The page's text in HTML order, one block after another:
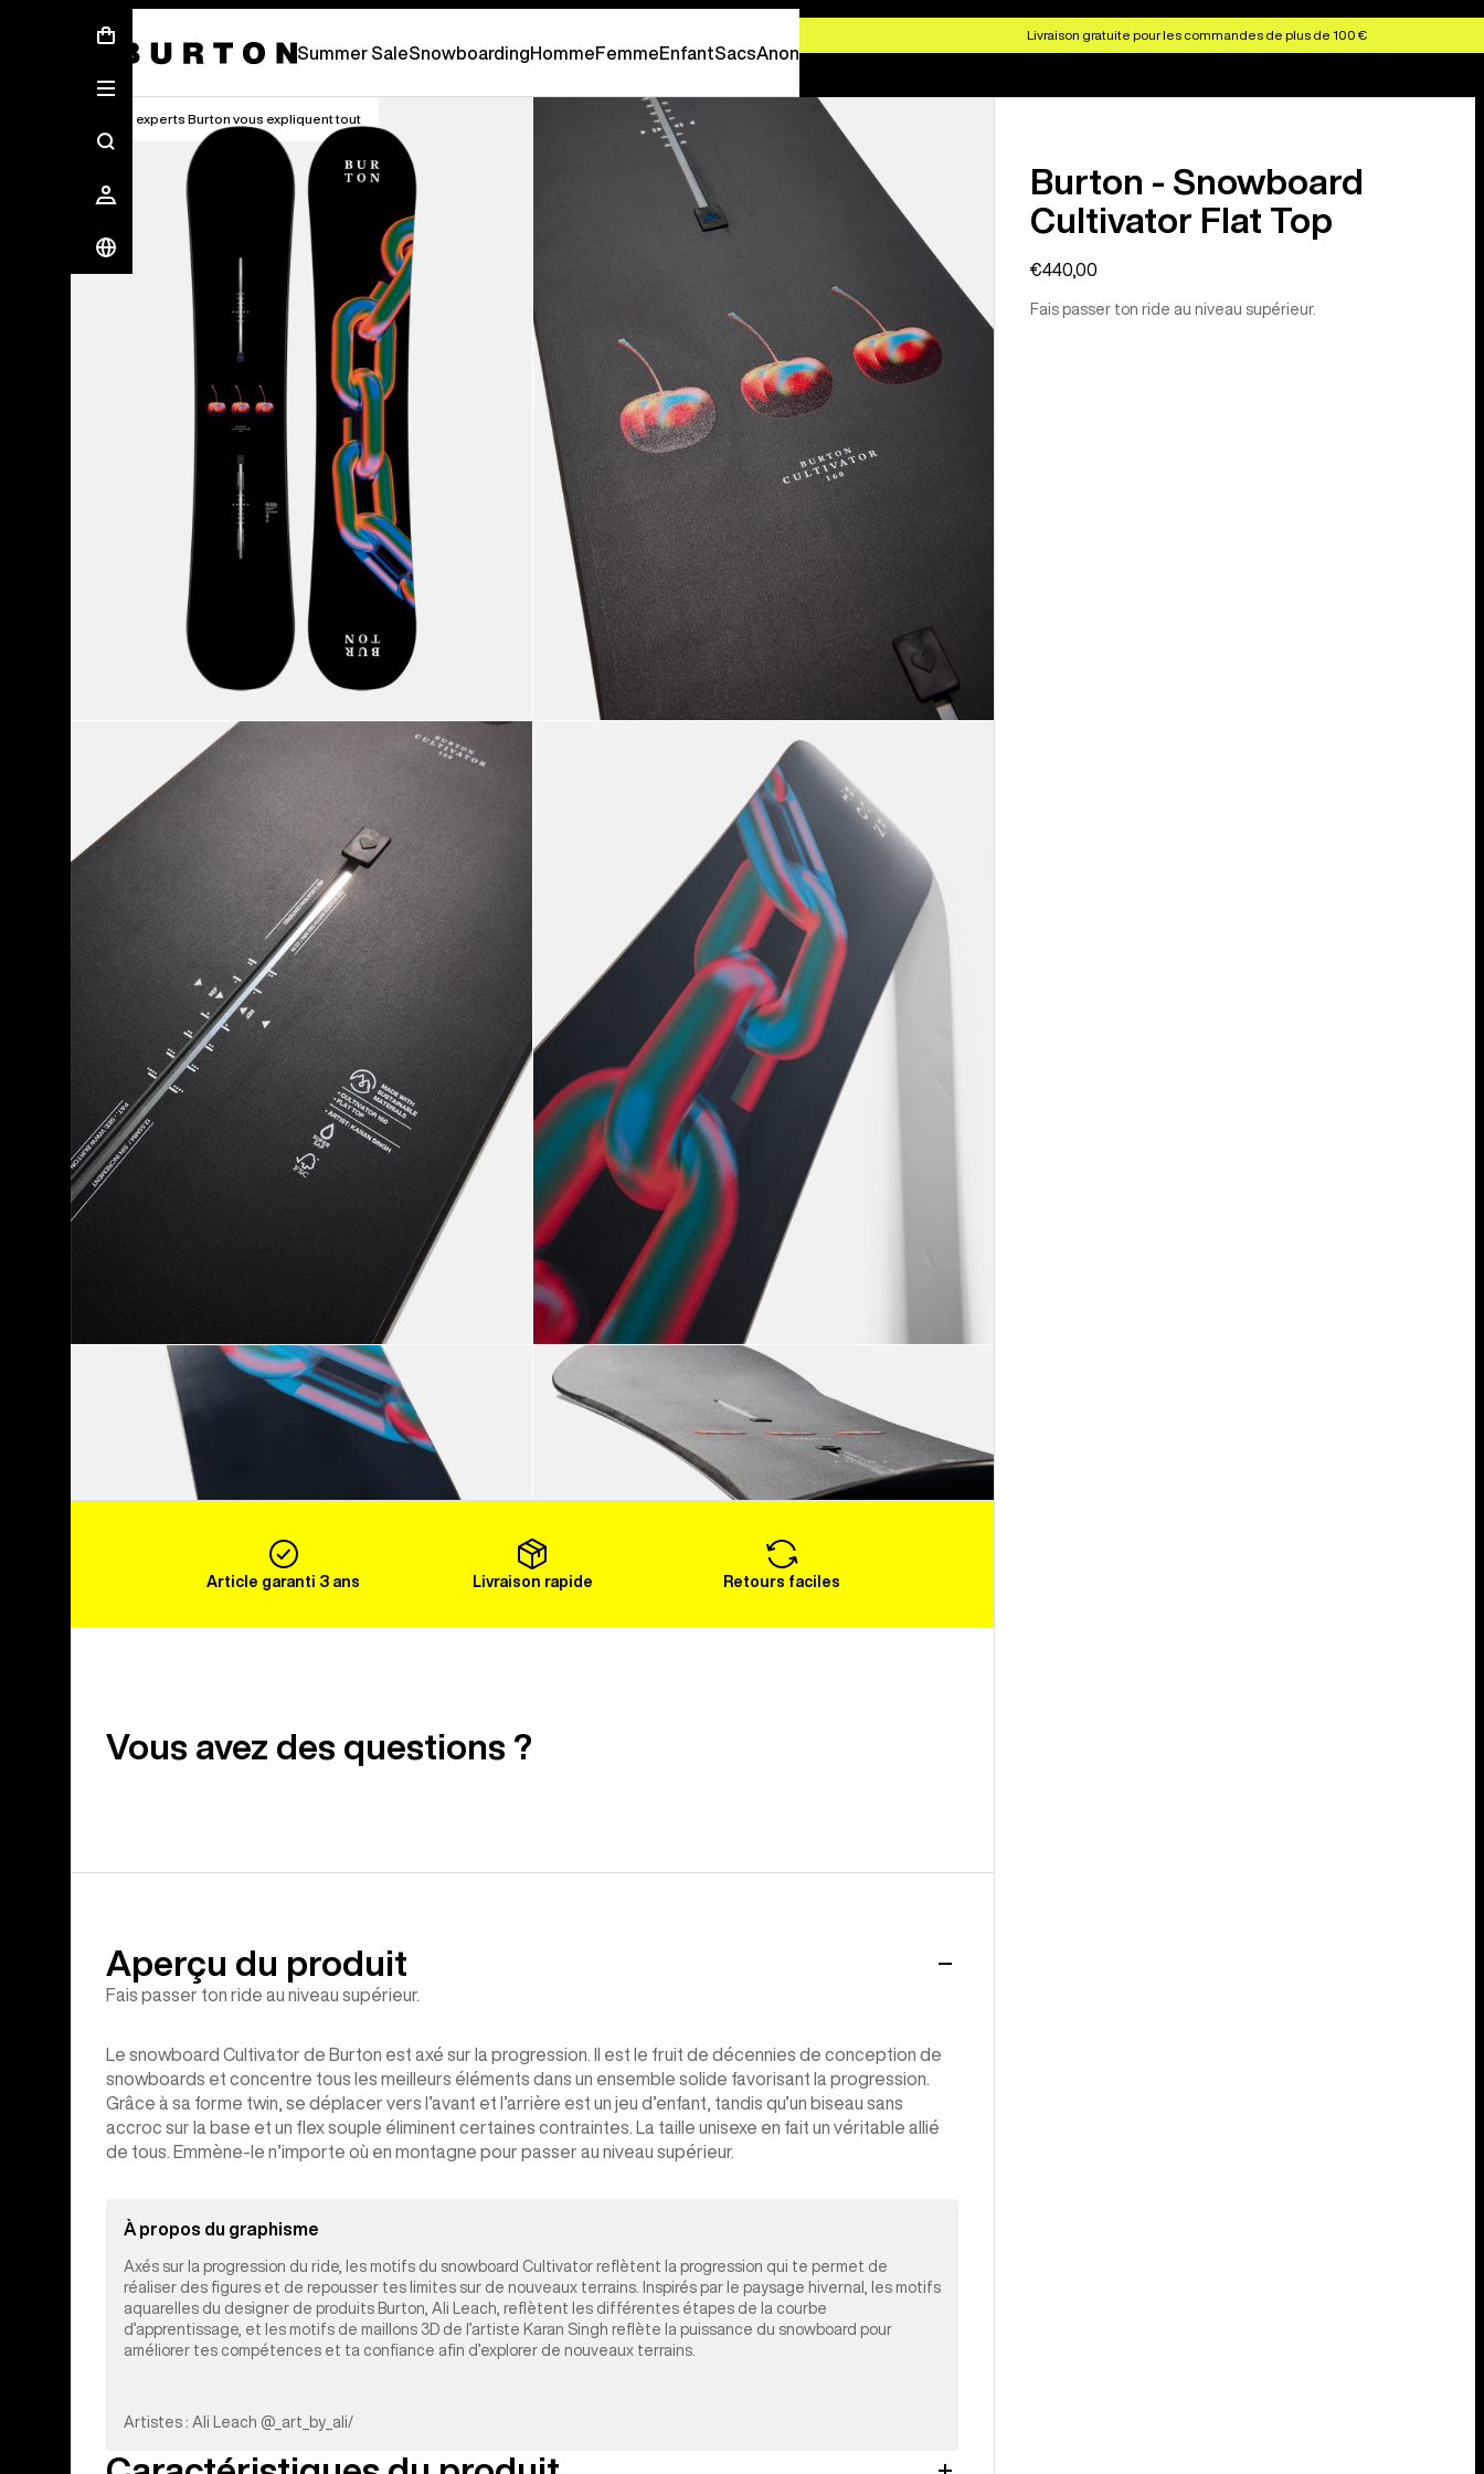
Livraison gratuite pour les commandes de plus de 100 €
Summer SaleSnowboardingHommeFemmeEnfantSacsAnon
Les experts Burton vous expliquent tout
Voir plus
Burton - Snowboard
Cultivator Flat Top
€440,00
Fais passer ton ride au niveau supérieur.
Article garanti 3 ans Livraison rapide Retours faciles
Vous avez des questions ?
Aperçu du produit
Fais passer ton ride au niveau supérieur.
Le snowboard Cultivator de Burton est axé sur la progression. Il est le fruit de décennies de conception de
snowboards et concentre tous les meilleurs éléments dans un ensemble solide favorisant la progression.
Grâce à sa forme twin, se déplacer vers l’avant et l’arrière est un jeu d’enfant, tandis qu’un biseau sans
accroc sur la base et un flex souple éliminent certaines contraintes. La taille unisexe en fait un véritable allié
de tous. Emmène-le n’importe où en montagne pour passer au niveau supérieur.
À propos du graphisme
Axés sur la progression du ride, les motifs du snowboard Cultivator reflètent la progression qui te permet de
réaliser des figures et de repousser tes limites sur de nouveaux terrains. Inspirés par le paysage hivernal, les motifs
aquarelles du designer de produits Burton, Ali Leach, reflètent les différentes étapes de la courbe
d’apprentissage, et les motifs de maillons 3D de l’artiste Karan Singh reflète la puissance du snowboard pour
améliorer tes compétences et ta confiance afin d’explorer de nouveaux terrains.
Artistes : Ali Leach @_art_by_ali/